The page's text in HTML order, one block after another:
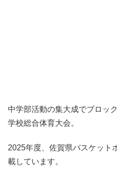
中学部活動の集大成でブロッ
学校総合体育大会。
2025年度、佐賀県バスケット
載しています。